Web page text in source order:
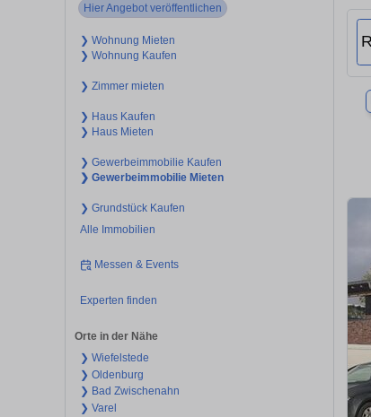
Hier Angebot veröffentlichen
❯ Wohnung Mieten
❯ Wohnung Kaufen
❯ Zimmer mieten
❯ Haus Kaufen
❯ Haus Mieten
❯ Gewerbeimmobilie Kaufen
❯ Gewerbeimmobilie Mieten
❯ Grundstück Kaufen
Alle Immobilien
Messen & Events
Experten finden
Orte in der Nähe
❯ Wiefelstede
❯ Oldenburg
❯ Bad Zwischenahn
❯ Varel